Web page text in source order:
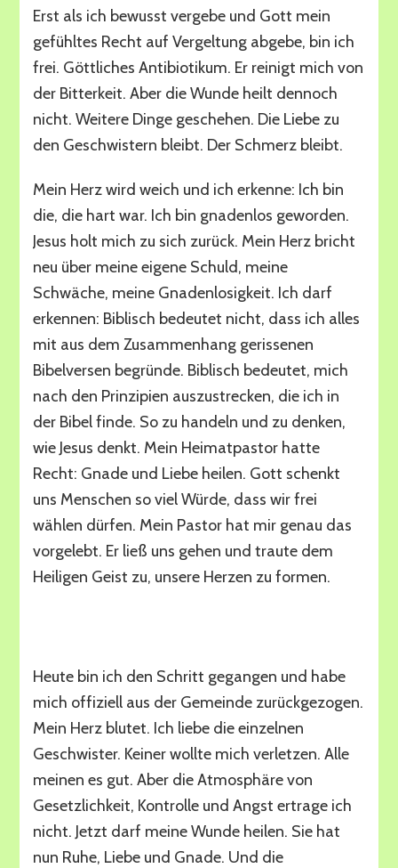
Erst als ich bewusst vergebe und Gott mein
gefühltes Recht auf Vergeltung abgebe, bin ich
frei. Göttliches Antibiotikum. Er reinigt mich von
der Bitterkeit. Aber die Wunde heilt dennoch
nicht. Weitere Dinge geschehen. Die Liebe zu
den Geschwistern bleibt. Der Schmerz bleibt.
Mein Herz wird weich und ich erkenne: Ich bin
die, die hart war. Ich bin gnadenlos geworden.
Jesus holt mich zu sich zurück. Mein Herz bricht
neu über meine eigene Schuld, meine
Schwäche, meine Gnadenlosigkeit. Ich darf
erkennen: Biblisch bedeutet nicht, dass ich alles
mit aus dem Zusammenhang gerissenen
Bibelversen begründe. Biblisch bedeutet, mich
nach den Prinzipien auszustrecken, die ich in
der Bibel finde. So zu handeln und zu denken,
wie Jesus denkt. Mein Heimatpastor hatte
Recht: Gnade und Liebe heilen. Gott schenkt
uns Menschen so viel Würde, dass wir frei
wählen dürfen. Mein Pastor hat mir genau das
vorgelebt. Er ließ uns gehen und traute dem
Heiligen Geist zu, unsere Herzen zu formen.
Heute bin ich den Schritt gegangen und habe
mich offiziell aus der Gemeinde zurückgezogen.
Mein Herz blutet. Ich liebe die einzelnen
Geschwister. Keiner wollte mich verletzen. Alle
meinen es gut. Aber die Atmosphäre von
Gesetzlichkeit, Kontrolle und Angst ertrage ich
nicht. Jetzt darf meine Wunde heilen. Sie hat
nun Ruhe, Liebe und Gnade. Und die